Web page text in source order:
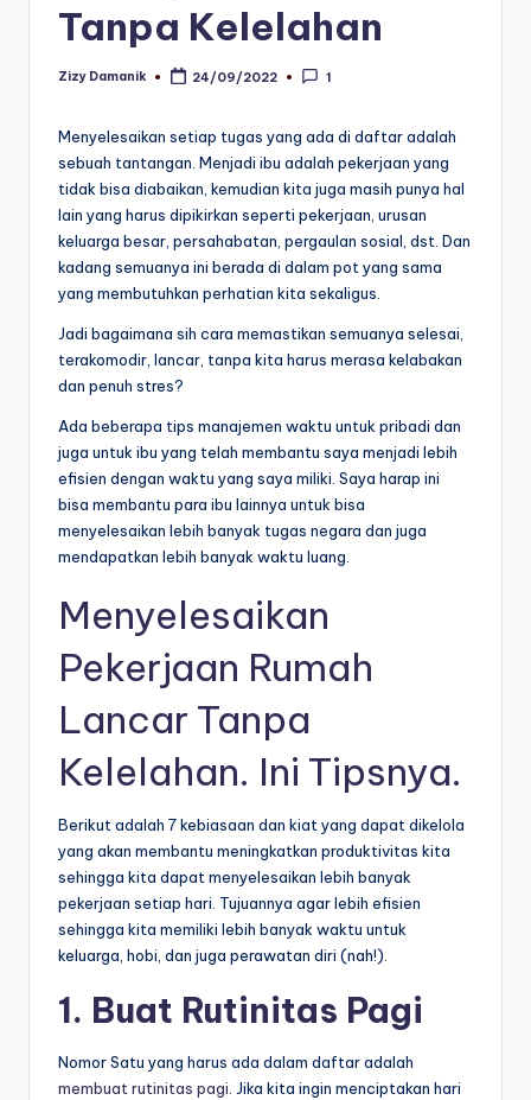
Tanpa Kelelahan
Posted
Zizy Damanik 24/09/2022 1
Menyelesaikan setiap tugas yang ada di daftar adalah
sebuah tantangan. Menjadi ibu adalah pekerjaan yang
tidak bisa diabaikan, kemudian kita juga masih punya hal
lain yang harus dipikirkan seperti pekerjaan, urusan
keluarga besar, persahabatan, pergaulan sosial, dst. Dan
kadang semuanya ini berada di dalam pot yang sama
yang membutuhkan perhatian kita sekaligus.
Jadi bagaimana sih cara memastikan semuanya selesai,
terakomodir, lancar, tanpa kita harus merasa kelabakan
dan penuh stres?
Ada beberapa tips manajemen waktu untuk pribadi dan
juga untuk ibu yang telah membantu saya menjadi lebih
efisien dengan waktu yang saya miliki. Saya harap ini
bisa membantu para ibu lainnya untuk bisa
menyelesaikan lebih banyak tugas negara dan juga
mendapatkan lebih banyak waktu luang.
Menyelesaikan
Pekerjaan Rumah
Lancar Tanpa
Kelelahan. Ini Tipsnya.
Berikut adalah 7 kebiasaan dan kiat yang dapat dikelola
yang akan membantu meningkatkan produktivitas kita
sehingga kita dapat menyelesaikan lebih banyak
pekerjaan setiap hari. Tujuannya agar lebih efisien
sehingga kita memiliki lebih banyak waktu untuk
keluarga, hobi, dan juga perawatan diri (nah!).
1. Buat Rutinitas Pagi
Nomor Satu yang harus ada dalam daftar adalah
membuat rutinitas pagi. Jika kita ingin menciptakan hari